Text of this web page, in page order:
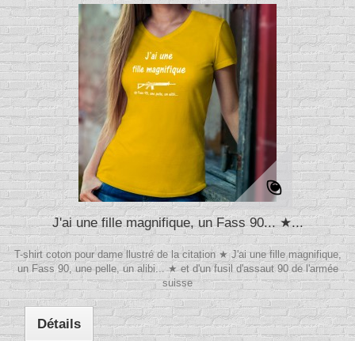
J'ai une fille magnifique, un Fass 90... ★...
T-shirt coton pour dame llustré de la citation ★ J'ai une fille magnifique,
un Fass 90, une pelle, un alibi... ★ et d'un fusil d'assaut 90 de l'armée
suisse
Détails